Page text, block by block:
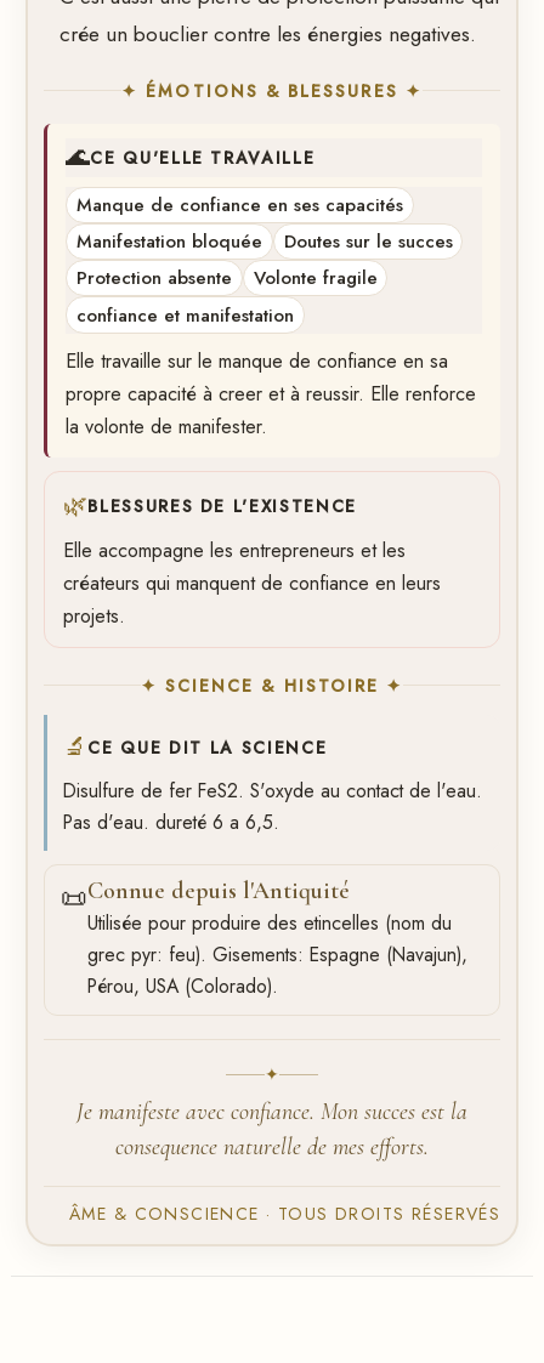
crée un bouclier contre les énergies negatives.
✦ ÉMOTIONS & BLESSURES ✦
🌊CE QU'ELLE TRAVAILLE
Manque de confiance en ses capacités
Manifestation bloquée
Doutes sur le succes
Protection absente
Volonte fragile
confiance et manifestation
Elle travaille sur le manque de confiance en sa
propre capacité à creer et à reussir. Elle renforce
la volonte de manifester.
🌿BLESSURES DE L'EXISTENCE
Elle accompagne les entrepreneurs et les
créateurs qui manquent de confiance en leurs
projets.
✦ SCIENCE & HISTOIRE ✦
🔬 CE QUE DIT LA SCIENCE
Disulfure de fer FeS2. S'oxyde au contact de l'eau.
Pas d'eau. dureté 6 a 6,5.
📜Connue depuis l'Antiquité
Utilisée pour produire des etincelles (nom du
grec pyr: feu). Gisements: Espagne (Navajun),
Pérou, USA (Colorado).
✦
Je manifeste avec confiance. Mon succes est la
consequence naturelle de mes efforts.
ÂME & CONSCIENCE · TOUS DROITS RÉSERVÉS